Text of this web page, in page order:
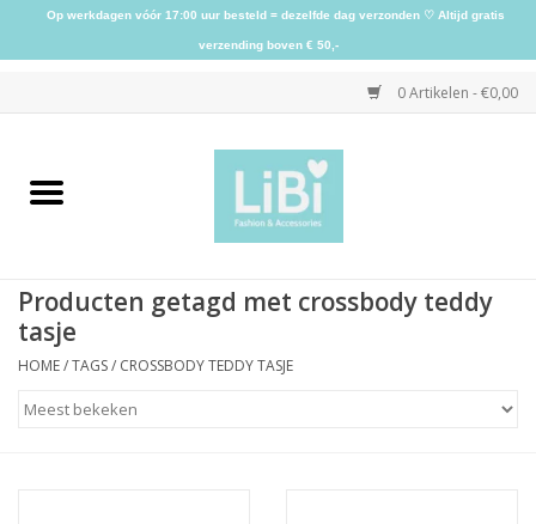
0 Artikelen - €0,00
Home
Kleding
Producten getagd met crossbody teddy
tasje
HOME/TAGS/ CROSSBODY TEDDY TASJE
Op werkdagen vóór 17:00 uur besteld = dezelfde dag verzonden ♡ Altijd gratis
verzending boven € 50,-